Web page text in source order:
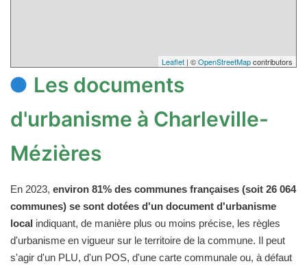
Leaflet | ©OpenStreetMapcontributors
Les documents
d'urbanisme à Charleville-
Mézières
En 2023, environ 81% des communes françaises (soit 26 064
communes) se sont dotées d'un document d'urbanisme
local indiquant, de manière plus ou moins précise, les règles
d'urbanisme en vigueur sur le territoire de la commune. Il peut
s'agir d'un PLU, d'un POS, d'une carte communale ou, à défaut